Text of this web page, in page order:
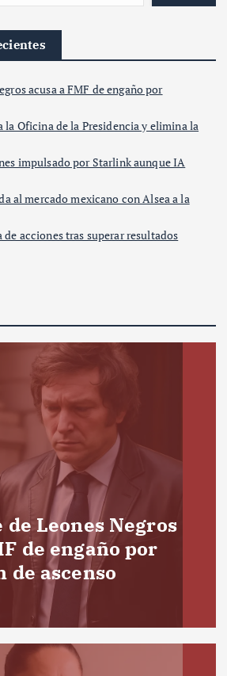
acusa a FMF de engaño por
la Oficina de la Presidencia y elimina la
impulsado por Starlink aunque IA
al mercado mexicano con Alsea a la
acciones tras superar resultados
Leones Negros
de engaño por
de ascenso